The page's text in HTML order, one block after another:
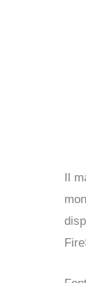
Il